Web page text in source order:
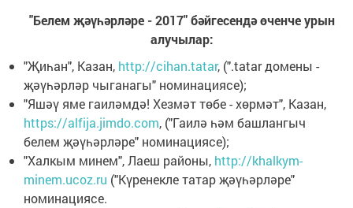
"Белем җәүһәрләре - 2017" бәйгесендә өченче урын
алучылар:
"Җиһан", Казан, http://cihan.tatar, (".tatar домены -
җәүһәрләр чыганагы" номинациясе);
"Яшәү яме гаиләмдә! Хезмәт төбе - хөрмәт", Казан,
https://alfija.jimdo.com, ("Гаилә һәм башлангыч
белем җәүһәрләре" номинациясе);
"Халкым минем", Лаеш районы, http://khalkym-
minem.ucoz.ru ("Күренекле татар җәүһәрләре"
номинациясе.